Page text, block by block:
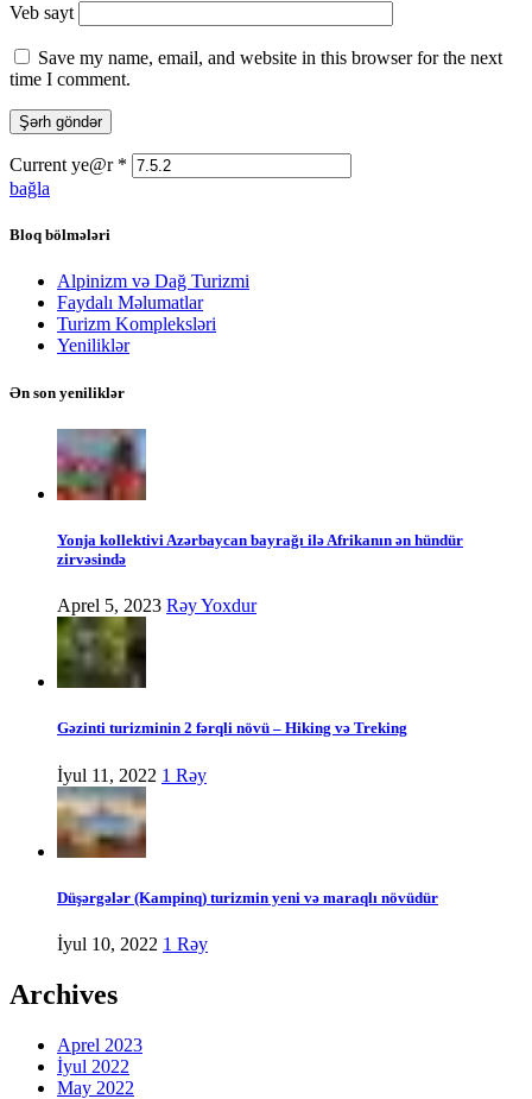
Veb sayt
Save my name, email, and website in this browser for the next
time I comment.
Current ye@r *
bağla
Bloq bölmələri
Alpinizm və Dağ Turizmi
Faydalı Məlumatlar
Turizm Kompleksləri
Yeniliklər
Ən son yeniliklər
Yonja kollektivi Azərbaycan bayrağı ilə Afrikanın ən hündür
zirvəsində
Aprel 5, 2023 Rəy Yoxdur
Gəzinti turizminin 2 fərqli növü – Hiking və Treking
İyul 11, 2022 1 Rəy
Düşərgələr (Kampinq) turizmin yeni və maraqlı növüdür
İyul 10, 2022 1 Rəy
Archives
Aprel 2023
İyul 2022
May 2022